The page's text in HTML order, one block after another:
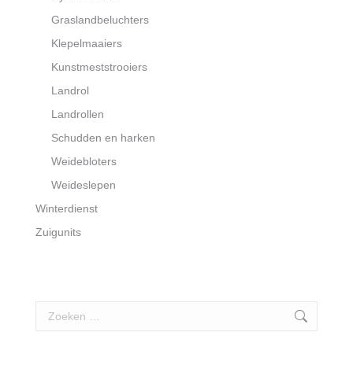
Graslandbeluchters
Klepelmaaiers
Kunstmeststrooiers
Landrol
Landrollen
Schudden en harken
Weidebloters
Weideslepen
Winterdienst
Zuigunits
Search: